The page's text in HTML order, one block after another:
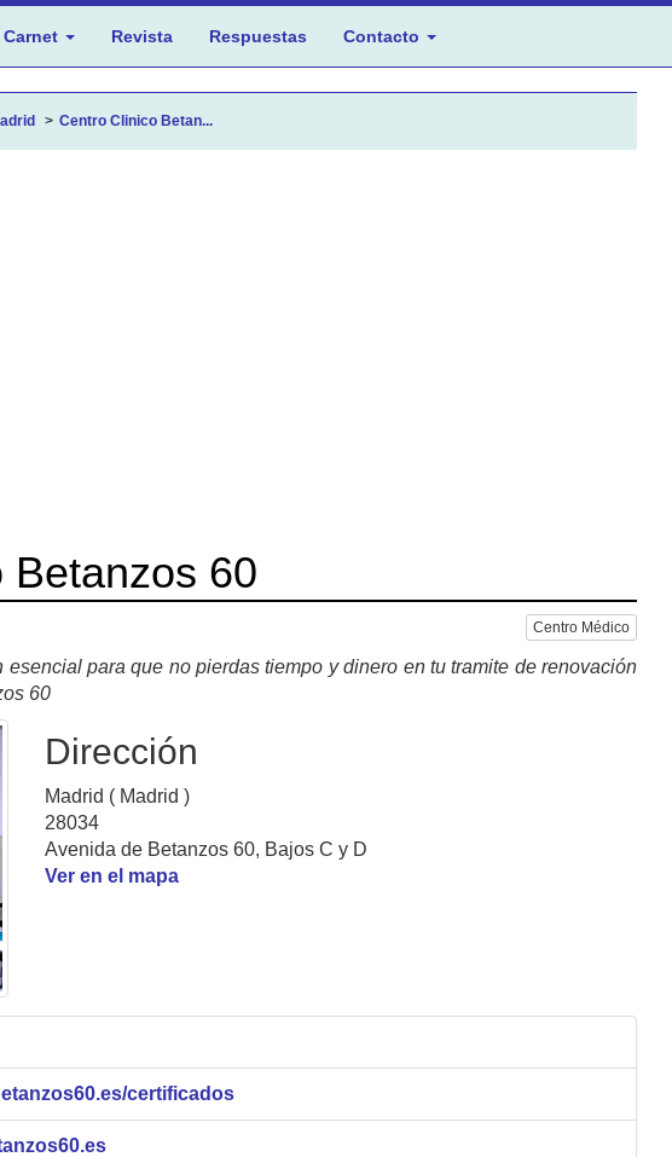
Carnet Revista Respuestas Contacto
Centro Clinico Betan...
Betanzos 60
Centro Médico
para que no pierdas tiempo y dinero en tu tramite de renovación
60
Dirección
Madrid ( Madrid )
28034
Avenida de Betanzos 60, Bajos C y D
Ver en el mapa
certificados